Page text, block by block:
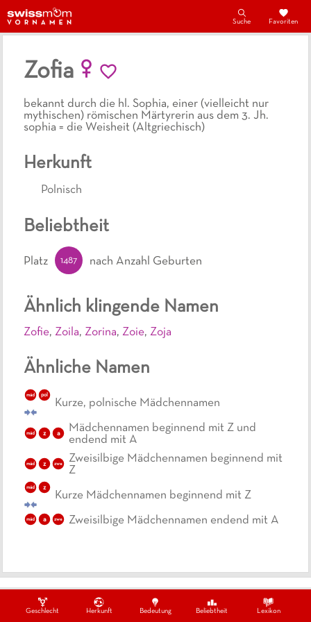
Geschlecht Herkunft Bedeutung Beliebtheit Lexikon
Suche Favoriten
Zofia
bekannt durch die hl. Sophia, einer (vielleicht nur
mythischen) römischen Märtyrerin aus dem 3. Jh.
sophia = die Weisheit (Altgriechisch)
Herkunft
Polnisch
Ähnlich klingende Namen
Zofie, Zoila, Zorina, Zoie, Zoja
Ähnliche Namen
mäd pol
Kurze, polnische Mädchennamen
mäd z a
Mädchennamen beginnend mit Z und
endend mit A
mäd z zwe
Zweisilbige Mädchennamen beginnend mit
Z
mäd z
Kurze Mädchennamen beginnend mit Z
mäd a zwe Zweisilbige Mädchennamen endend mit A
Beliebtheit
Platz 1487 nach Anzahl Geburten
Ein Projekt von
DatenschutzbestimmungenImpressumKontakt